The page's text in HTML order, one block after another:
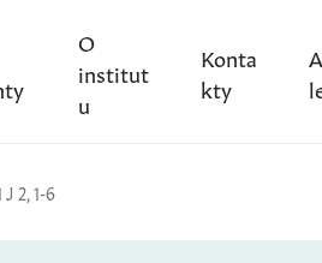
O
institut
u
Konta
kty
2, 1-6